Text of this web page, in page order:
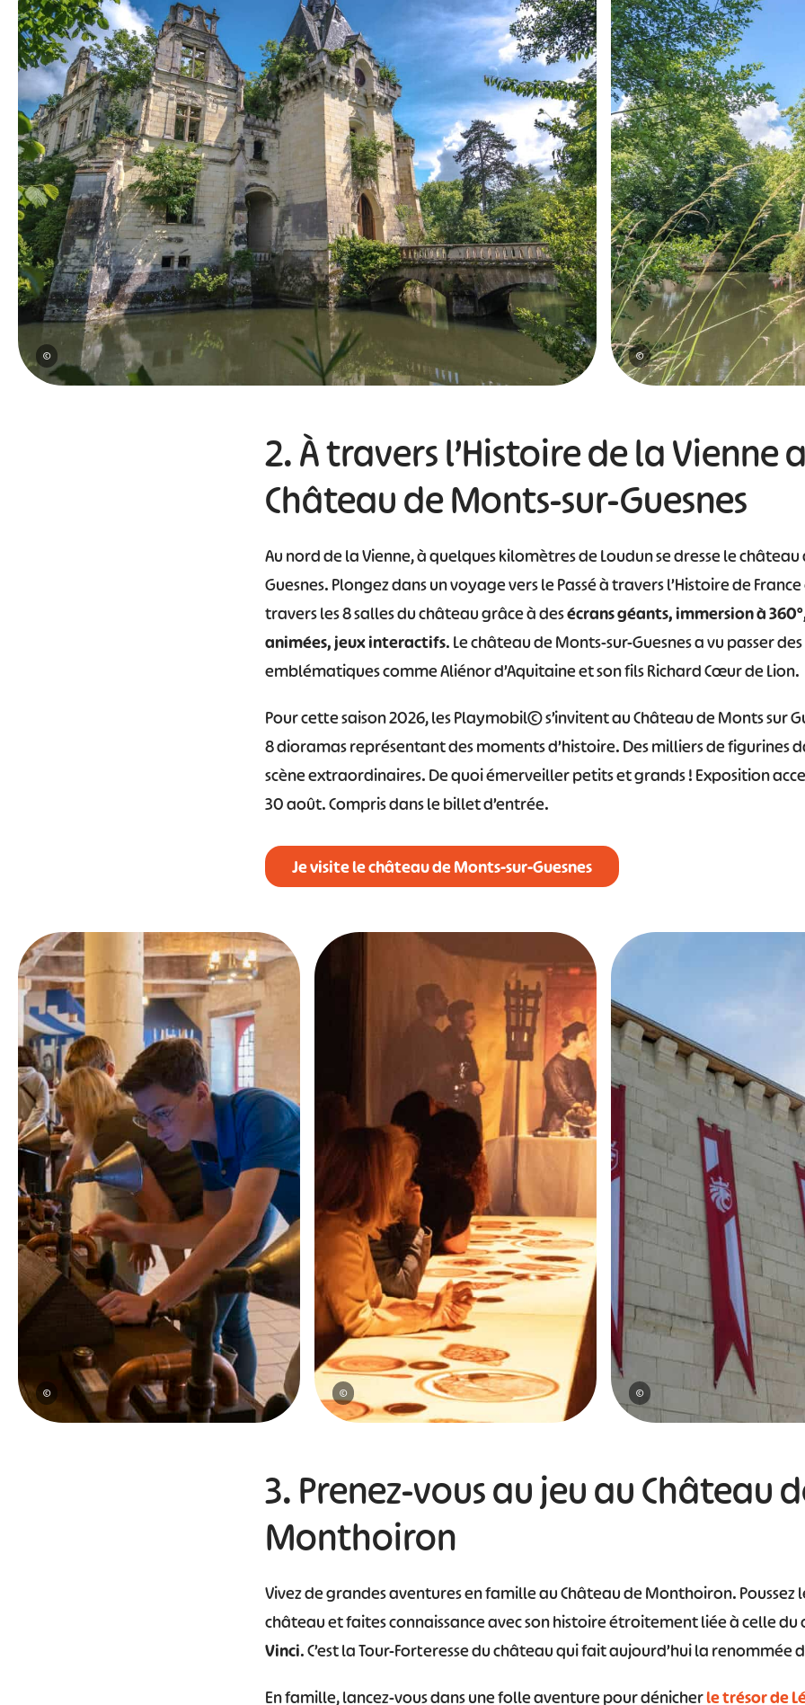
© ©
2. À travers l’Histoire de la Vienne
Château de Monts-sur-Guesnes
Au nord de la Vienne, à quelques kilomètres de Loudun se dresse le
Guesnes. Plongez dans un voyage vers le Passé à travers l’Histoire de
travers les 8 salles du château grâce à desécrans géants, immersion à
animées, jeux interactifs. Le château de Monts-sur-Guesnes a vu passer
emblématiques comme Aliénor d’Aquitaine et son fils Richard Cœur de Lion.
Pour cette saison 2026, les Playmobil© s’invitent au Château de Monts sur
8 dioramas représentant des moments d’histoire. Des milliers de figurines
scène extraordinaires. De quoi émerveiller petits et grands ! Exposition
30 août. Compris dans le billet d’entrée.
Je visite le château de Monts-sur-Guesnes
© © ©
3. Prenez-vous au jeu au Château
Monthoiron
Vivez de grandes aventures en famille au Château de Monthoiron. Poussez
château et faites connaissance avec son histoire étroitement liée à celle du
Vinci. C’est la Tour-Forteresse du château qui fait aujourd’hui la renommée
En famille, lancez-vous dans une folle aventure pour dénicherle trésor de
# # # # #
#
#